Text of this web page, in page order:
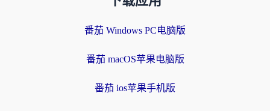
番茄 Windows PC电脑版
番茄 macOS苹果电脑版
番茄 ios苹果手机版